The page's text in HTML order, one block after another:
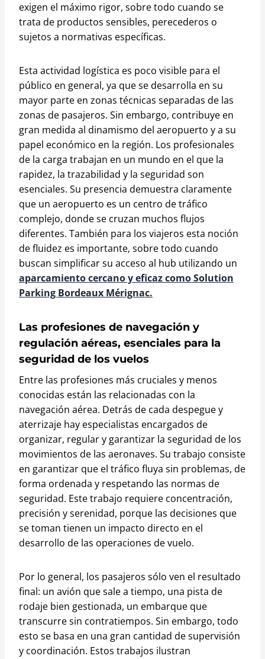
exigen el máximo rigor, sobre todo cuando se
trata de productos sensibles, perecederos o
sujetos a normativas específicas.
Esta actividad logística es poco visible para el
público en general, ya que se desarrolla en su
mayor parte en zonas técnicas separadas de las
zonas de pasajeros. Sin embargo, contribuye en
gran medida al dinamismo del aeropuerto y a su
papel económico en la región. Los profesionales
de la carga trabajan en un mundo en el que la
rapidez, la trazabilidad y la seguridad son
esenciales. Su presencia demuestra claramente
que un aeropuerto es un centro de tráfico
complejo, donde se cruzan muchos flujos
diferentes. También para los viajeros esta noción
de fluidez es importante, sobre todo cuando
buscan simplificar su acceso al hub utilizando un
aparcamiento cercano y eficaz como Solution
Parking Bordeaux Mérignac.
Las profesiones de navegación y
regulación aéreas, esenciales para la
seguridad de los vuelos
Entre las profesiones más cruciales y menos
conocidas están las relacionadas con la
navegación aérea. Detrás de cada despegue y
aterrizaje hay especialistas encargados de
organizar, regular y garantizar la seguridad de los
movimientos de las aeronaves. Su trabajo consiste
en garantizar que el tráfico fluya sin problemas, de
forma ordenada y respetando las normas de
seguridad. Este trabajo requiere concentración,
precisión y serenidad, porque las decisiones que
se toman tienen un impacto directo en el
desarrollo de las operaciones de vuelo.
Por lo general, los pasajeros sólo ven el resultado
final: un avión que sale a tiempo, una pista de
rodaje bien gestionada, un embarque que
transcurre sin contratiempos. Sin embargo, todo
esto se basa en una gran cantidad de supervisión
y coordinación. Estos trabajos ilustran